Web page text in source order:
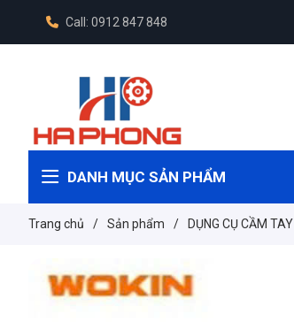
Call: 0912 847 848
DANH MỤC SẢN PHẨM
Trang chủ / Sản phẩm / DỤNG CỤ CẦM TAY